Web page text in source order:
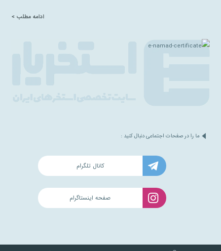
ادامه مطلب >
ما را در صفحات اجتماعی دنبال کنید :
کانال تلگرام
صفحه اینستاگرام